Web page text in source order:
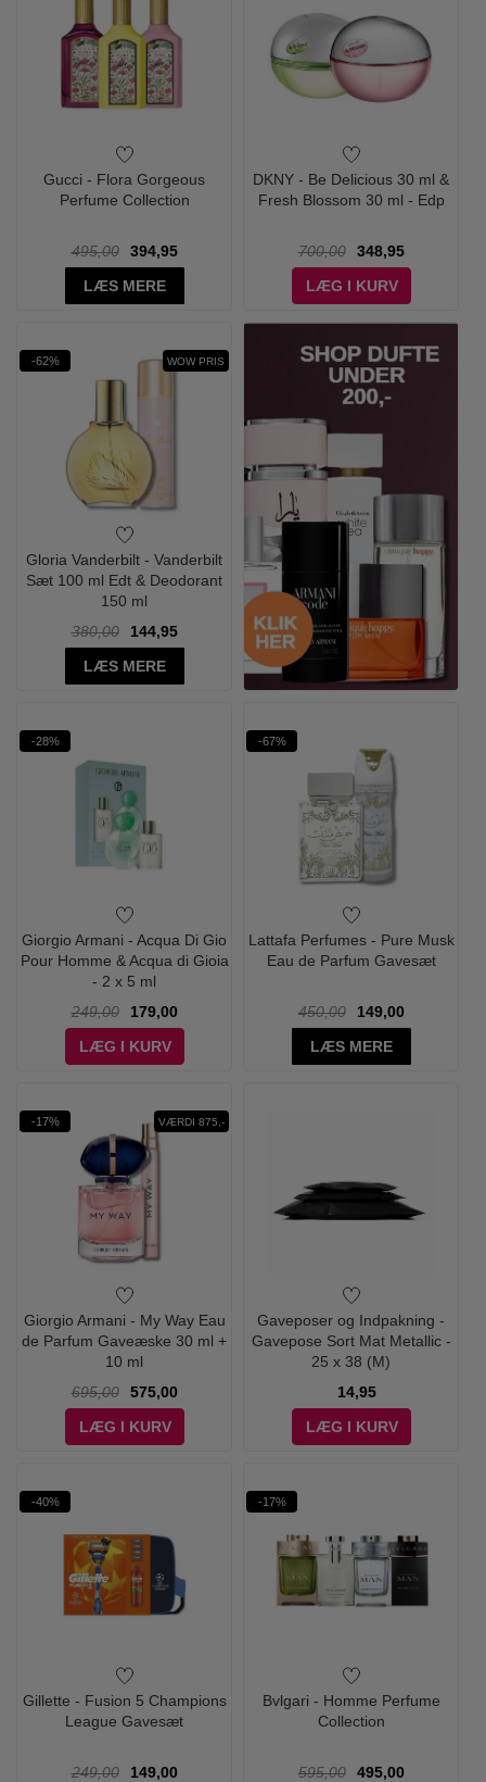
Gucci - Flora Gorgeous
Perfume Collection
495,00
394,95
LÆS MERE
DKNY - Be Delicious 30 ml &
Fresh Blossom 30 ml - Edp
700,00
348,95
LÆG I KURV
-62% WOW PRIS
Gloria Vanderbilt - Vanderbilt
Sæt 100 ml Edt & Deodorant
150 ml
380,00
144,95
LÆS MERE
-28%
Giorgio Armani - Acqua Di Gio
Pour Homme & Acqua di Gioia
- 2 x 5 ml
249,00
179,00
LÆG I KURV
-67%
Lattafa Perfumes - Pure Musk
Eau de Parfum Gavesæt
450,00
149,00
LÆS MERE
-17% VÆRDI 875,-
Giorgio Armani - My Way Eau
de Parfum Gaveæske 30 ml +
10 ml
695,00
575,00
LÆG I KURV
Gaveposer og Indpakning -
Gavepose Sort Mat Metallic -
25 x 38 (M)
14,95
LÆG I KURV
-40%
Gillette - Fusion 5 Champions
League Gavesæt
249,00
149,00
-17%
Bvlgari - Homme Perfume
Collection
595,00
495,00